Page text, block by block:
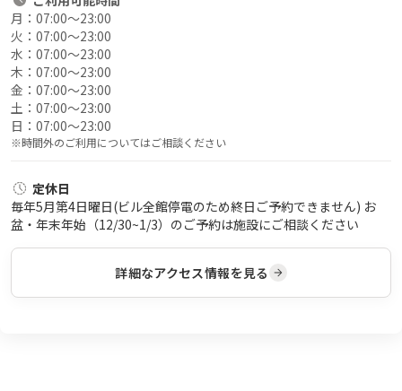
月： 07:00〜23:00
火： 07:00〜23:00
水： 07:00〜23:00
木： 07:00〜23:00
金： 07:00〜23:00
土： 07:00〜23:00
日： 07:00〜23:00
※時間外のご利用についてはご相談ください
定休日
毎年5月第4日曜日(ビル全館停電のため終日ご予約できません) お
盆・年末年始（12/30~1/3）のご予約は施設にご相談ください
詳細なアクセス情報を見る